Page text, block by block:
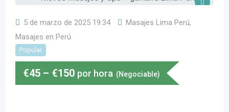
5 de marzo de 2025 19:34 Masajes Lima Perú,
Masajes en Perú
Popular
€45 – €150 por hora (Negociable)